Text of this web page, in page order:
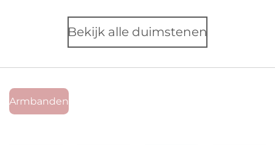
Bekijk alle duimstenen
Armbanden